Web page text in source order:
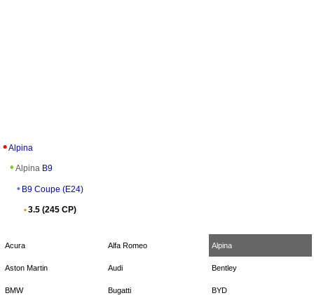
Alpina
Alpina B9
B9 Coupe (E24)
3.5 (245 CP)
Acura Alfa Romeo Alpina
Aston Martin Audi Bentley
BMW Bugatti BYD